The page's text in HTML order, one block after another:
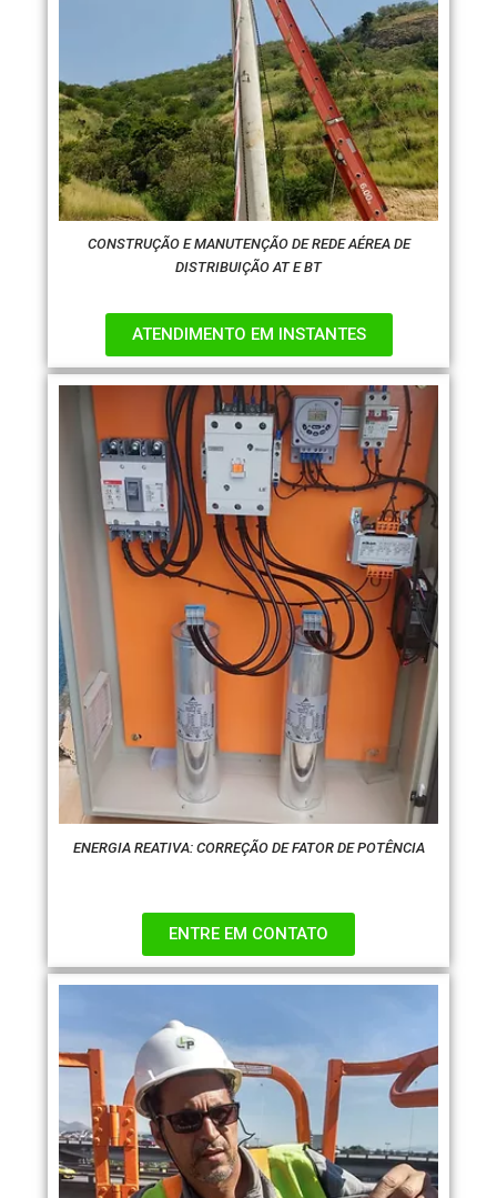
CONSTRUÇÃO E MANUTENÇÃO DE REDE AÉREA DE
DISTRIBUIÇÃO AT E BT
ATENDIMENTO EM INSTANTES
ENERGIA REATIVA: CORREÇÃO DE FATOR DE POTÊNCIA
ENTRE EM CONTATO